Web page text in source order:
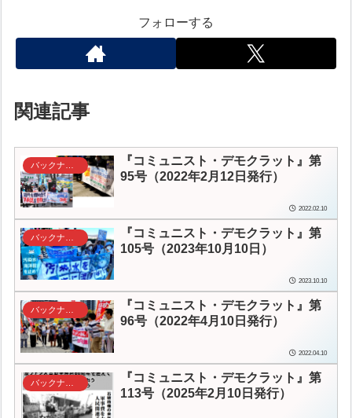
フォローする
関連記事
『コミュニスト・デモクラット』第
95号（2022年2月12日発行）
2022.02.10
『コミュニスト・デモクラット』第
105号（2023年10月10日）
2023.10.10
バックナンバー
『コミュニスト・デモクラット』第
96号（2022年4月10日発行）
2022.04.10
『コミュニスト・デモクラット』第
113号（2025年2月10日発行）